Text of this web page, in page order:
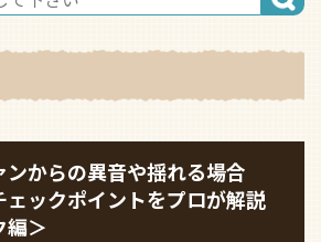
からの異音や揺れる場合
ェックポイントをプロが解説
編＞